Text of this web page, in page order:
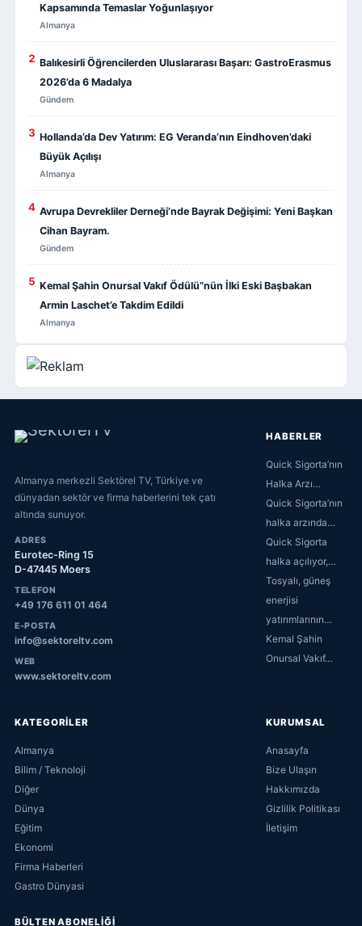
Kapsamında Temaslar Yoğunlaşıyor
Almanya
2 Balıkesirli Öğrencilerden Uluslararası Başarı: GastroErasmus
2026’da 6 Madalya
Gündem
3 Hollanda’da Dev Yatırım: EG Veranda’nın Eindhoven’daki
Büyük Açılışı
Almanya
4 Avrupa Devrekliler Derneği’nde Bayrak Değişimi: Yeni Başkan
Cihan Bayram.
Gündem
5 Kemal Şahin Onursal Vakıf Ödülü”nün İlki Eski Başbakan
Armin Laschet’e Takdim Edildi
Almanya
Almanya merkezli Sektörel TV, Türkiye ve
dünyadan sektör ve firma haberlerini tek çatı
altında sunuyor.
ADRES
Eurotec-Ring 15
D-47445 Moers
TELEFON
+49 176 611 01 464
E-POSTA
info@sektoreltv.com
WEB
www.sektoreltv.com
HABERLER
Quick Sigorta’nın
Halka Arzı…
Quick Sigorta’nın
halka arzında…
Quick Sigorta
halka açılıyor,…
Tosyalı, güneş
enerjisi
yatırımlarının…
Kemal Şahin
Onursal Vakıf…
KATEGORİLER
Almanya
Bilim / Teknoloji
Diğer
Dünya
Eğitim
Ekonomi
Firma Haberleri
Gastro Dünyasi
KURUMSAL
Anasayfa
Bize Ulaşın
Hakkımızda
Gizlilik Politikası
İletişim
BÜLTEN ABONELİĞİ